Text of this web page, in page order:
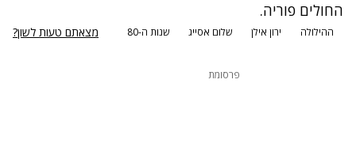
החולים פוריה.
ההילולה ירון אילן שלום אסייג שנות ה-80 מצאתם טעות לשון?
פרסומת